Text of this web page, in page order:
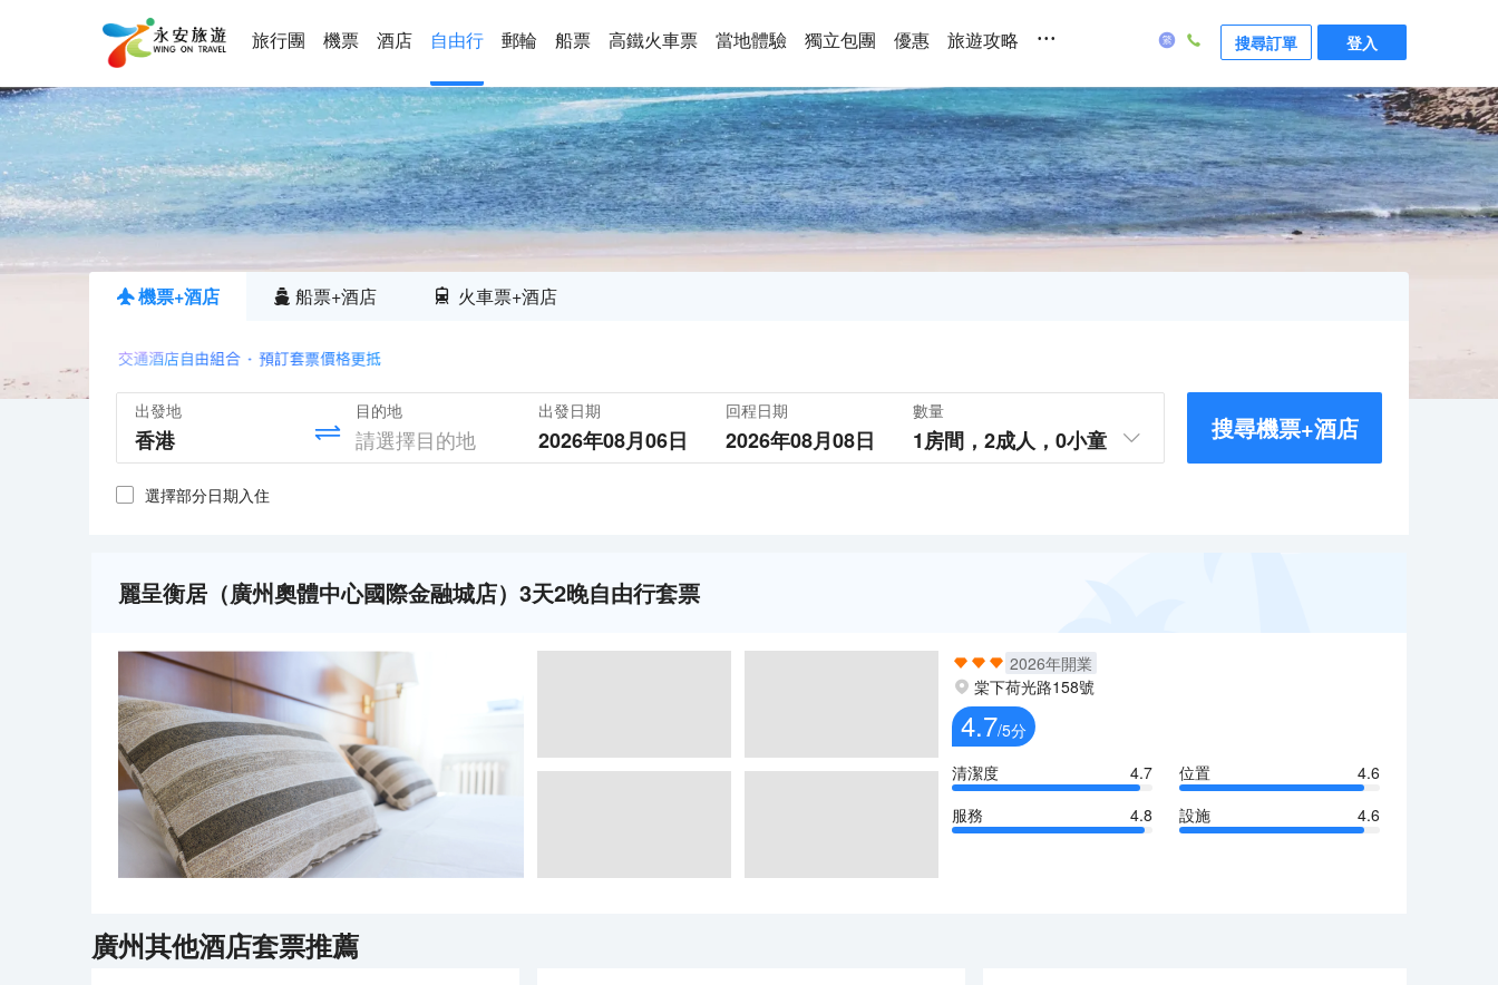
旅行團 機票 酒店 自由行 郵輪 船票 高鐵火車票 當地體驗 獨立包團 優惠 旅遊攻略 ... 搜尋訂單 登入
機票+酒店 船票+酒店 火車票+酒店
出發地 目的地 出發日期
2026年08月06日
回程日期
2026年08月08日
數量
1房間， 2成人， 0小童 搜尋機票+酒店
選擇部分日期入住
麗呈衡居（廣州奧體中心國際金融城店）3天2晚自由行套票
2026年開業
棠下荷光路158號
4.7/5分
清潔度
4.7 位置
4.6
服務
4.8 設施 4.6
廣州其他酒店套票推薦